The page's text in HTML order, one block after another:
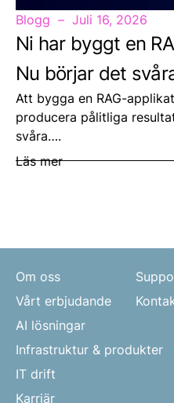
Blogg Juli 16, 2026
Ni har byggt en
Nu börjar det
Att bygga en RAG-
producera pålitliga
svåra….
Läs mer
Om oss
Vårt erbjudande
AI lösningar
Infrastruktur & produkter
IT drift
Karriär